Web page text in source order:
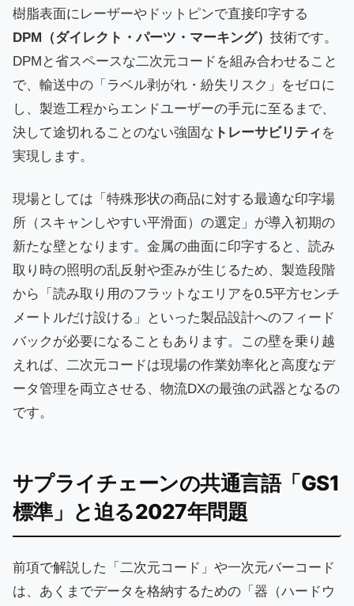
樹脂表面にレーザーやドットピンで直接印字する
DPM（ダイレクト・パーツ・マーキング） 技術です。
DPMと省スペースな二次元コードを組み合わせること
で、輸送中の「ラベル剥がれ・紛失リスク」をゼロに
し、製造工程からエンドユーザーの手元に至るまで、
決して途切れることのない強固な トレーサビリティ を
実現します。
現場としては「特殊形状の商品に対する最適な印字場
所（スキャンしやすい平滑面）の選定」が導入初期の
新たな壁となります。金属の曲面に印字すると、読み
取り時の照明の乱反射や歪みが生じるため、製造段階
から「読み取り用のフラットなエリアを0.5平方センチ
メートルだけ設ける」といった製品設計へのフィード
バックが必要になることもあります。この壁を乗り越
えれば、二次元コードは現場の作業効率化と高度なデ
ータ管理を両立させる、物流DXの最強の武器となるの
です。
サプライチェーンの共通言語「GS1
標準」と迫る2027年問題
前項で解説した「二次元コード」や一次元バーコード
は、あくまでデータを格納するための「器（ハードウ